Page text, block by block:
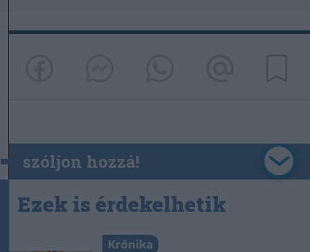
szóljon hozzá!
Ezek is érdekelhetik
Krónika